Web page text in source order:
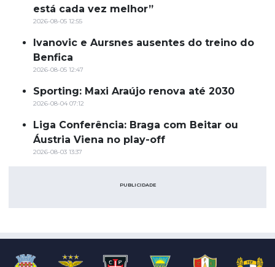
está cada vez melhor”
2026-08-05 12:55
Ivanovic e Aursnes ausentes do treino do
Benfica
2026-08-05 12:47
Sporting: Maxi Araújo renova até 2030
2026-08-04 07:12
Liga Conferência: Braga com Beitar ou
Áustria Viena no play-off
2026-08-03 13:37
PUBLICIDADE